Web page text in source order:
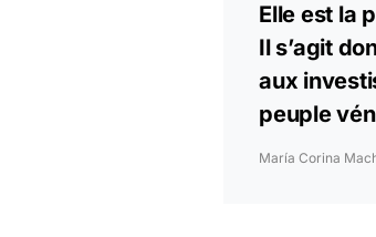
Elle est la
Il s’agit
aux
peuple
María Corina